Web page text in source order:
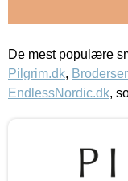
De mest populære
Pilgrim.dk,
EndlessNordic.dk,